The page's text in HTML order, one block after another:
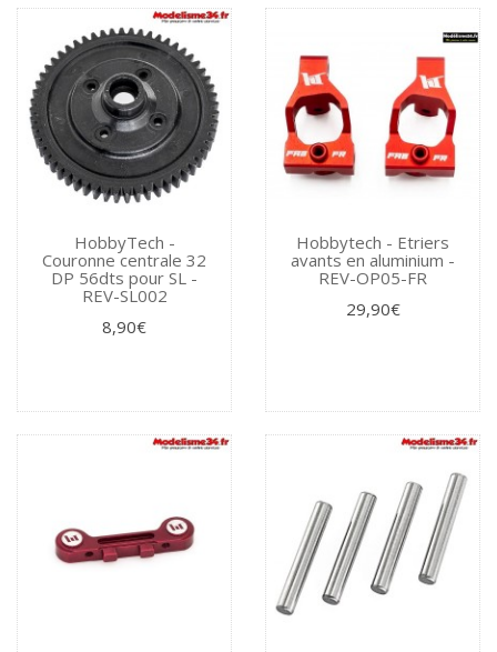
HobbyTech -
Couronne centrale 32
DP 56dts pour SL -
REV-SL002
8,90€
Hobbytech - Etriers
avants en aluminium -
REV-OP05-FR
29,90€